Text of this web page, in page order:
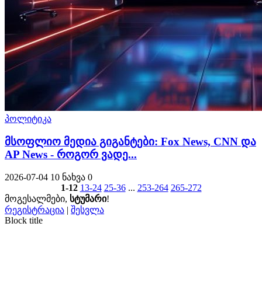
პოლიტიკა
მსოფლიო მედია გიგანტები: Fox News, CNN და
AP News - როგორ ვადე...
2026-07-04 10 ნახვა 0
1-12 13-24 25-36 ... 253-264 265-272
მოგესალმები, სტუმარი!
რეგისტრაცია | შესვლა
Block title